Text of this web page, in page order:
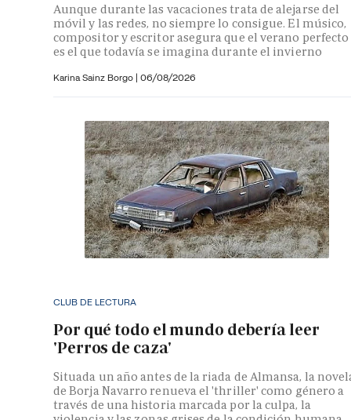
Aunque durante las vacaciones trata de alejarse del
móvil y las redes, no siempre lo consigue. El músico,
compositor y escritor asegura que el verano perfecto
es el que todavía se imagina durante el invierno
Karina Sainz Borgo | 06/08/2026
CLUB DE LECTURA
Por qué todo el mundo debería leer
'Perros de caza'
Situada un año antes de la riada de Almansa, la
de Borja Navarro renueva el 'thriller' como género a
través de una historia marcada por la culpa, la